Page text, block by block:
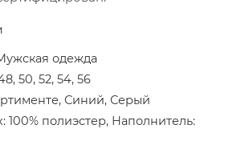
одежда
50, 52, 54, 56
Синий, Серый
100% полиэстер, Наполнитель: